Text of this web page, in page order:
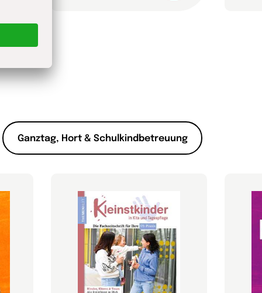
Ganztag, Hort & Schulkindbetreuung